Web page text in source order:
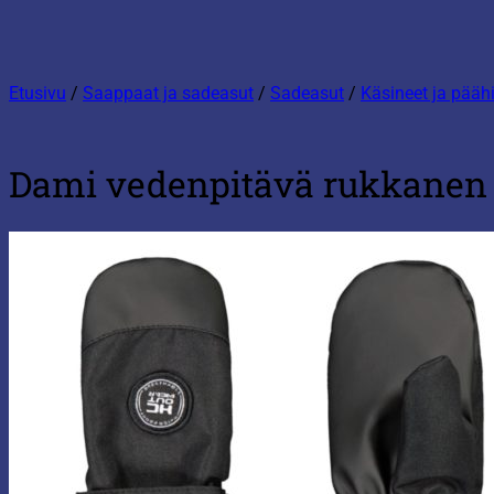
Etusivu / Saappaat ja sadeasut / Sadeasut / Käsineet ja
Dami vedenpitävä rukkanen